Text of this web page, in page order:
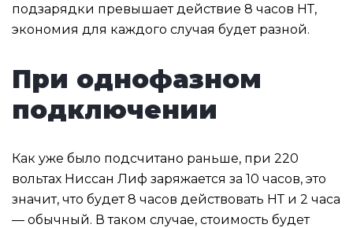
подзарядки превышает действие 8 часов НТ,
экономия для каждого случая будет разной.
При однофазном
подключении
Как уже было подсчитано раньше, при 220
вольтах Ниссан Лиф заряжается за 10 часов, это
значит, что будет 8 часов действовать НТ и 2 часа
— обычный. В таком случае, стоимость будет